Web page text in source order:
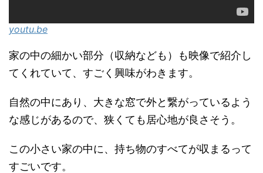
youtu.be
家の中の細かい部分（収納なども）も映像で紹介し
てくれていて、すごく興味がわきます。
自然の中にあり、大きな窓で外と繋がっているよう
な感じがあるので、狭くても居心地が良さそう。
この小さい家の中に、持ち物のすべてが収まるって
すごいです。